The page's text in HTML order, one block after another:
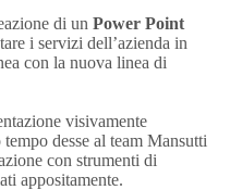
di un Power Point
i servizi dell’azienda in
con la nuova linea di
visivamente
desse al team Mansutti
con strumenti di
appositamente.